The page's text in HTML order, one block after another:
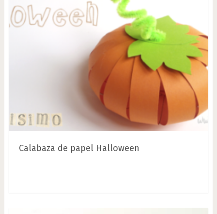
Calabaza de papel Halloween